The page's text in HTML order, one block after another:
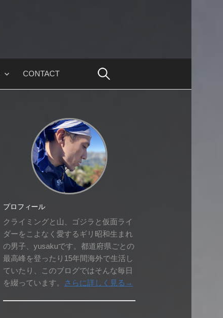
CONTACT
プロフィール
クライミングと山、ゴジラと仮面ライ
ダーをこよなく愛するギリ昭和生まれ
の男子、yusakuです。都道府県ごとの
最高峰を登ったり15年間海外で生活し
ていたり、このブログではそんな毎日
を綴っています。
さらに詳しく見る→